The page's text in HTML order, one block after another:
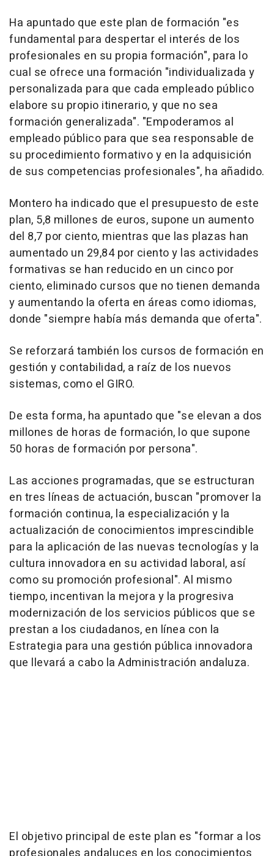
Ha apuntado que este plan de formación "es
fundamental para despertar el interés de los
profesionales en su propia formación", para lo
cual se ofrece una formación "individualizada y
personalizada para que cada empleado público
elabore su propio itinerario, y que no sea
formación generalizada". "Empoderamos al
empleado público para que sea responsable de
su procedimiento formativo y en la adquisición
de sus competencias profesionales", ha añadido.
Montero ha indicado que el presupuesto de este
plan, 5,8 millones de euros, supone un aumento
del 8,7 por ciento, mientras que las plazas han
aumentado un 29,84 por ciento y las actividades
formativas se han reducido en un cinco por
ciento, eliminado cursos que no tienen demanda
y aumentando la oferta en áreas como idiomas,
donde "siempre había más demanda que oferta".
Se reforzará también los cursos de formación en
gestión y contabilidad, a raíz de los nuevos
sistemas, como el GIRO.
De esta forma, ha apuntado que "se elevan a dos
millones de horas de formación, lo que supone
50 horas de formación por persona".
Las acciones programadas, que se estructuran
en tres líneas de actuación, buscan "promover la
formación continua, la especialización y la
actualización de conocimientos imprescindible
para la aplicación de las nuevas tecnologías y la
cultura innovadora en su actividad laboral, así
como su promoción profesional". Al mismo
tiempo, incentivan la mejora y la progresiva
modernización de los servicios públicos que se
prestan a los ciudadanos, en línea con la
Estrategia para una gestión pública innovadora
que llevará a cabo la Administración andaluza.
El objetivo principal de este plan es "formar a los